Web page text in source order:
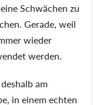
Schwächen zu
Gerade, weil
wieder
werden.
am
in einem echten